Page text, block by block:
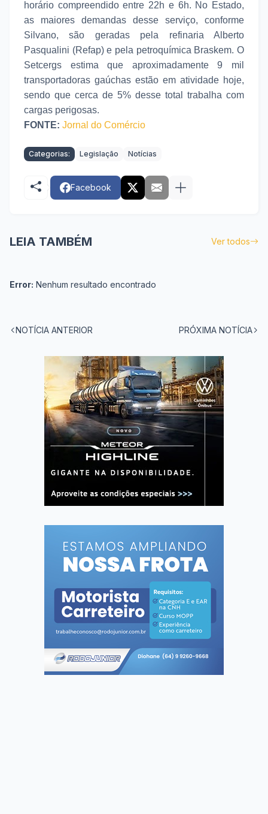
horário compreendido entre 22h e 6h. No Estado,
as maiores demandas desse serviço, conforme
Silvano, são geradas pela refinaria Alberto
Pasqualini (Refap) e pela petroquímica Braskem. O
Setcergs estima que aproximadamente 9 mil
transportadoras gaúchas estão em atividade hoje,
sendo que cerca de 5% desse total trabalha com
cargas perigosas.
FONTE: Jornal do Comércio
Categorias: Legislação Notícias
Facebook
LEIA TAMBÉM Ver todos
Error: Nenhum resultado encontrado
NOTÍCIA ANTERIOR PRÓXIMA NOTÍCIA